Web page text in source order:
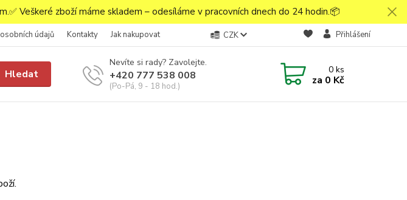
Veškeré zboží máme skladem – odesíláme v pracovních dnech do 24 hodin.📦
údajů Kontakty Jak nakupovat CZK Přihlášení
Hledat
Nevíte si rady? Zavolejte.
+420 777 538 008
(Po-Pá, 9 - 18 hod.)
0ks
za 0 Kč